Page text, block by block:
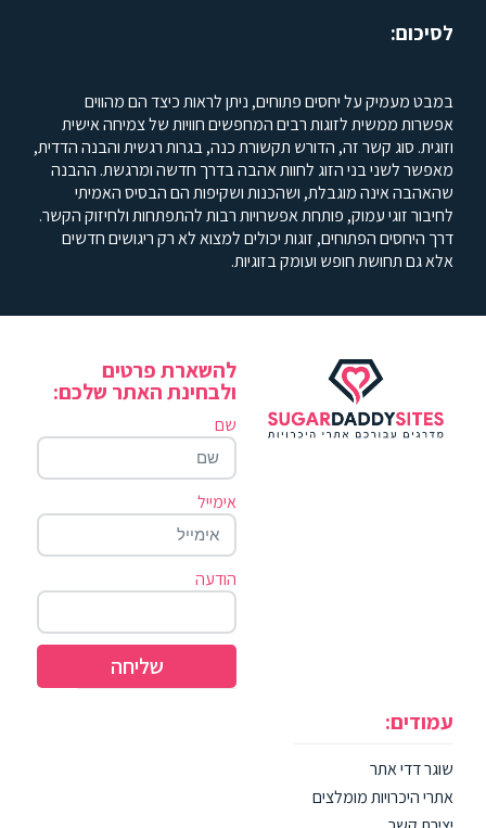
לסיכום:
במבט מעמיק על יחסים פתוחים, ניתן לראות כיצד הם מהווים
אפשרות ממשית לזוגות רבים המחפשים חוויות של צמיחה אישית
וזוגית. סוג קשר זה, הדורש תקשורת כנה, בגרות רגשית והבנה הדדית,
מאפשר לשני בני הזוג לחוות אהבה בדרך חדשה ומרגשת. ההבנה
שהאהבה אינה מוגבלת, ושהכנות ושקיפות הם הבסיס האמיתי
לחיבור זוגי עמוק, פותחת אפשרויות רבות להתפתחות ולחיזוק הקשר.
דרך היחסים הפתוחים, זוגות יכולים למצוא לא רק ריגושים חדשים
אלא גם תחושת חופש ועומק בזוגיות.
עמודים:
שוגר דדי אתר
אתרי היכרויות מומלצים
להשארת פרטים
ולבחינת האתר שלכם:
שם
אימייל
הודעה
שליחה